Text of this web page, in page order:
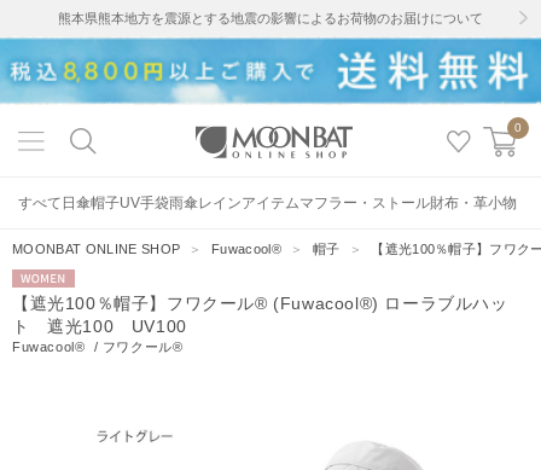
熊本県熊本地方を震源とする地震の影響によるお荷物のお届けについて
0
すべて 日傘帽子UV手袋雨傘レインアイテムマフラー・ストール財布・革小物
MOONBAT ONLINE SHOP ＞ Fuwacool® ＞ 帽子 ＞ 【遮光100％帽子】フワ
WOMEN
【遮光100％帽子】フワクール® (Fuwacool®) ローラブルハッ
ト 遮光100 UV100
Fuwacool® / フワクール®